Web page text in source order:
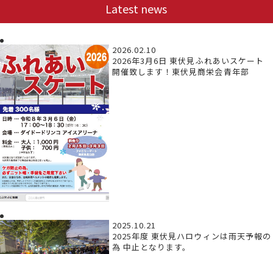
Latest news
2026.02.10
2026年3月6日 東伏見ふれあいスケート
開催致します！東伏見商栄会青年部
2025.10.21
2025年度 東伏見ハロウィンは雨天予報の
為 中止となります。